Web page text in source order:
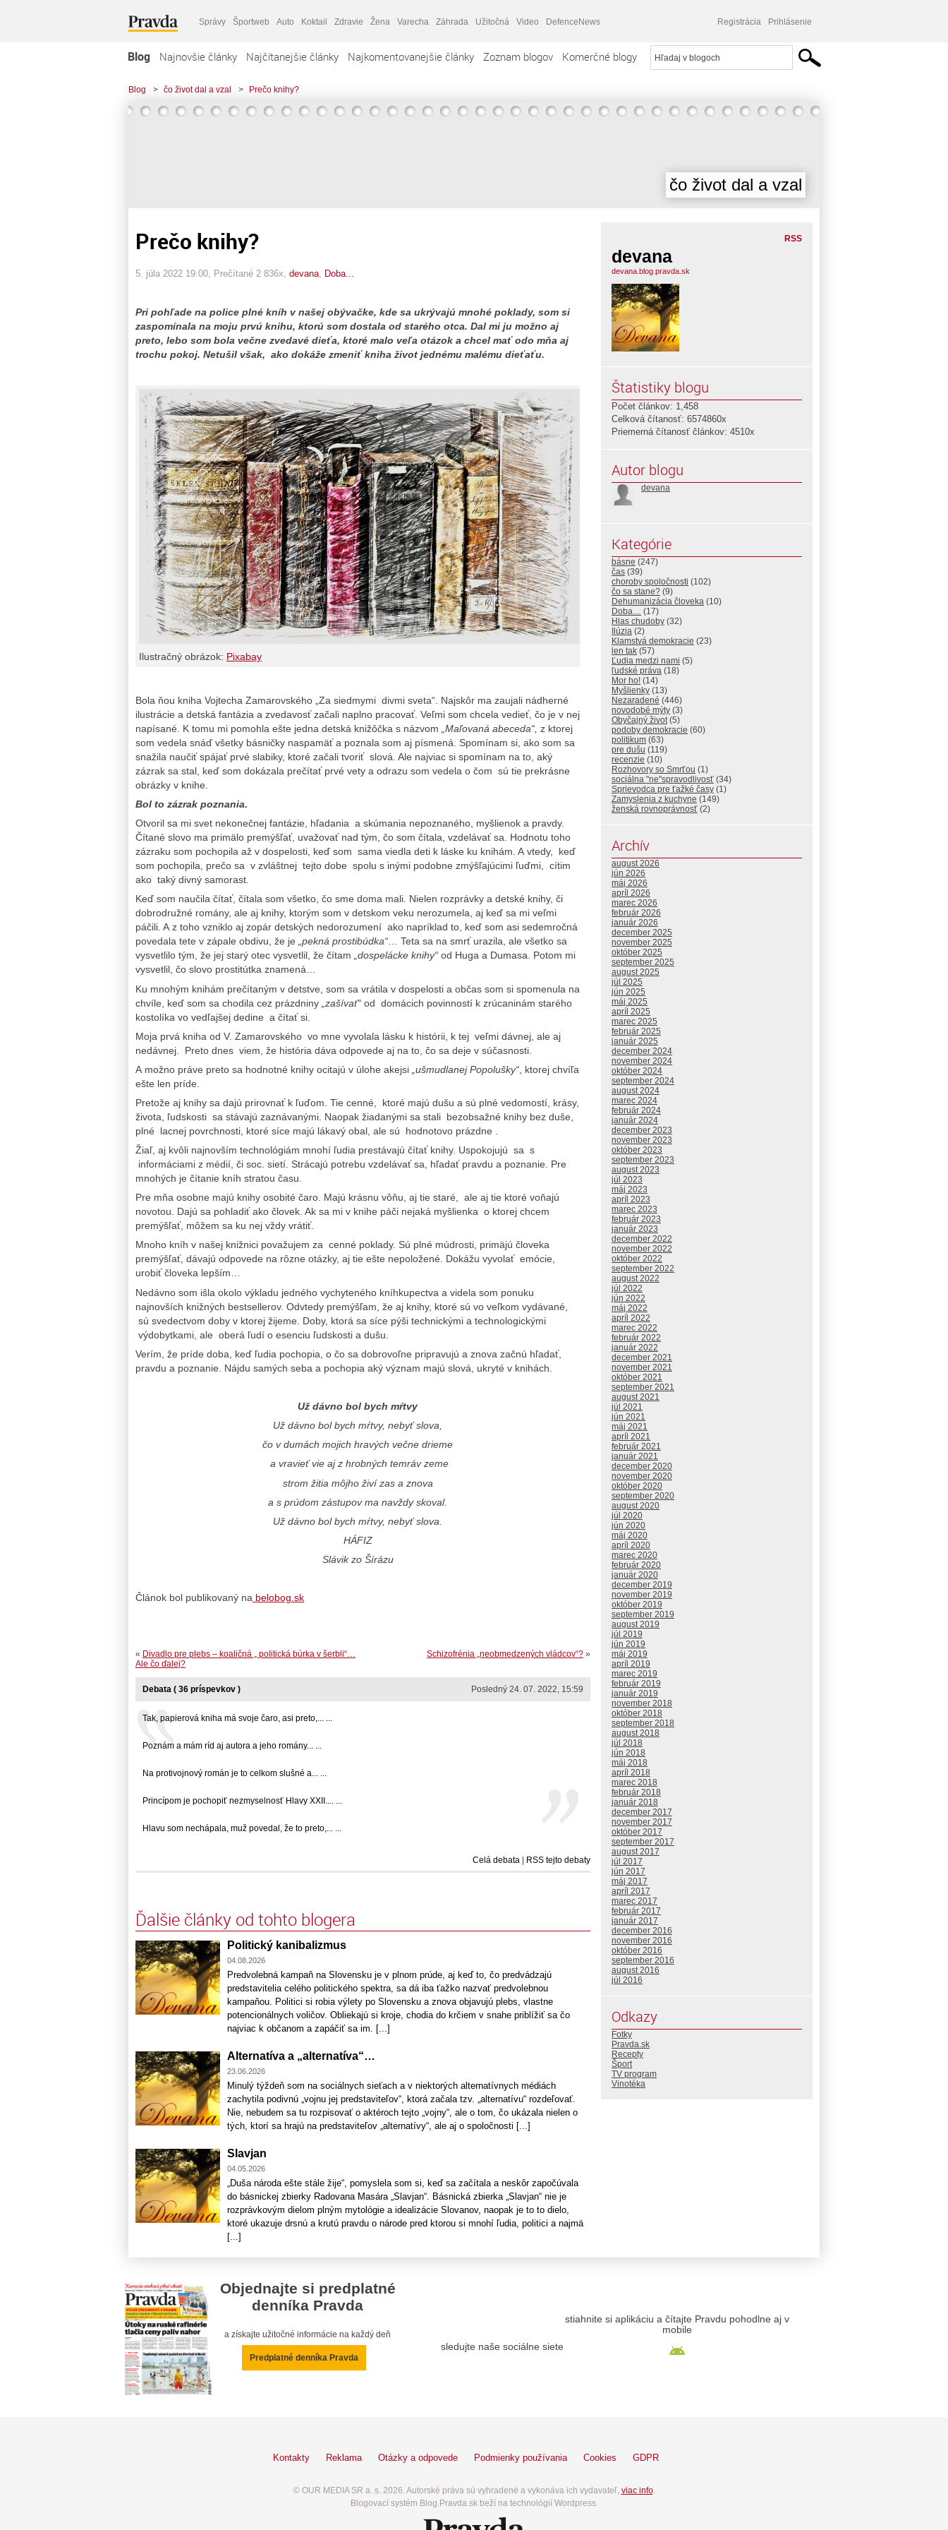
Správy Športweb Auto Koktail Zdravie Žena Varecha Záhrada Užitočná Video DefenceNews Registrácia Prihlásenie
Blog Najnovšie články Najčítanejšie články Najkomentovanejšie články Zoznam blogov Komerčné blogy
Blog > čo život dal a vzal > Prečo knihy?
čo život dal a vzal
Prečo knihy?
5. júla 2022 19:00 , Prečítané 2 836x, devana Doba...
Pri pohľade na police plné kníh v našej obývačke, kde sa ukrývajú mnohé poklady, som si
zaspomínala na moju prvú knihu, ktorú som dostala od starého otca. Dal mi ju možno aj
preto, lebo som bola večne zvedavé dieťa, ktoré malo veľa otázok a chcel mať odo mňa aj
trochu pokoj. Netušil však, ako dokáže zmeniť kniha život jednému malému dieťaťu.
Ilustračný obrázok: Pixabay
Bola ňou kniha Vojtecha Zamarovského „Za siedmymi divmi sveta“. Najskôr ma zaujali nádherné
ilustrácie a detská fantázia a zvedavosť začali naplno pracovať. Veľmi som chcela vedieť, čo je v nej
napísané. K tomu mi pomohla ešte jedna detská knižôčka s názvom
„Maľovaná abeceda“, z ktorej
som vedela snáď všetky básničky naspamäť a poznala som aj písmená. Spomínam si, ako som sa
snažila naučiť spájať prvé slabiky, ktoré začali tvoriť slová. Ale najviac si spomínam na to, aký
zázrak sa stal, keď som dokázala prečítať prvé vety a odrazu som vedela o čom sú tie prekrásne
obrázky v knihe.
Bol to zázrak poznania.
Otvoril sa mi svet nekonečnej fantázie, hľadania a skúmania nepoznaného, myšlienok a pravdy.
Čítané slovo ma primälo premýšľať, uvažovať nad tým, čo som čítala, vzdelávať sa. Hodnotu toho
zázraku som pochopila až v dospelosti, keď som sama viedla deti k láske ku knihám. A vtedy, keď
som pochopila, prečo sa v zvláštnej tejto dobe spolu s inými podobne zmýšľajúcimi ľuďmi, cítim
ako taký divný samorast.
Keď som naučila čítať, čítala som všetko, čo sme doma mali. Nielen rozprávky a detské knihy, či
dobrodružné romány, ale aj knihy, ktorým som v detskom veku nerozumela, aj keď sa mi veľmi
páčili. A z toho vzniklo aj zopár detských nedorozumení ako napríklad to, keď som asi sedemročná
povedala tete v zápale obdivu, že je „pekná prostibúdka“… Teta sa na smrť urazila, ale všetko sa
vysvetlilo tým, že jej starý otec vysvetlil, že čítam „dospelácke knihy“ od Huga a Dumasa. Potom mi
vysvetlil, čo slovo prostitútka znamená…
Ku mnohým knihám prečítaným v detstve, som sa vrátila v dospelosti a občas som si spomenula na
chvíle, keď som sa chodila cez prázdniny „zašívať“ od domácich povinností k zrúcaninám starého
kostolíka vo vedľajšej dedine a čítať si.
Moja prvá kniha od V. Zamarovského vo mne vyvolala lásku k histórii, k tej veľmi dávnej, ale aj
nedávnej. Preto dnes viem, že história dáva odpovede aj na to, čo sa deje v súčasnosti.
A možno práve preto sa hodnotné knihy ocitajú v úlohe akejsi „ušmudlanej Popolušky“ , ktorej chvíľa
ešte len príde.
Pretože aj knihy sa dajú prirovnať k ľuďom. Tie cenné, ktoré majú dušu a sú plné vedomostí, krásy,
života, ľudskosti sa stávajú zaznávanými. Naopak žiadanými sa stali bezobsažné knihy bez duše,
plné lacnej povrchnosti, ktoré síce majú lákavý obal, ale sú hodnotovo prázdne .
Žiaľ, aj kvôli najnovším technológiám mnohí ľudia prestávajú čítať knihy. Uspokojujú sa s
informáciami z médií, či soc. sietí. Strácajú potrebu vzdelávať sa, hľadať pravdu a poznanie. Pre
mnohých je čítanie kníh stratou času.
Pre mňa osobne majú knihy osobité čaro. Majú krásnu vôňu, aj tie staré, ale aj tie ktoré voňajú
novotou. Dajú sa pohladiť ako človek. Ak sa mi v knihe páči nejaká myšlienka o ktorej chcem
premýšľať, môžem sa ku nej vždy vrátiť.
Mnoho kníh v našej knižnici považujem za cenné poklady. Sú plné múdrosti, primäjú človeka
premýšľať, dávajú odpovede na rôzne otázky, aj tie ešte nepoložené. Dokážu vyvolať emócie,
urobiť človeka lepším…
Nedávno som išla okolo výkladu jedného vychyteného kníhkupectva a videla som ponuku
najnovších knižných bestsellerov. Odvtedy premýšľam, že aj knihy, ktoré sú vo veľkom vydávané,
sú svedectvom doby v ktorej žijeme. Doby, ktorá sa síce pýši technickými a technologickými
výdobytkami, ale oberá ľudí o esenciu ľudskosti a dušu.
Verím, že príde doba, keď ľudia pochopia, o čo sa dobrovoľne pripravujú a znova začnú hľadať,
pravdu a poznanie. Nájdu samých seba a pochopia aký význam majú slová, ukryté v knihách.
Už dávno bol bych mŕtvy
Už dávno bol bych mŕtvy, nebyť slova,
čo v dumách mojich hravých večne drieme
a vravieť vie aj z hrobných temráv zeme
strom žitia môjho živí zas a znova
a s prúdom zástupov ma navždy skoval.
Už dávno bol bych mŕtvy, nebyť slova.
HÁFIZ
Slávik zo Šírázu
Článok bol publikovaný na belobog.sk
Schizofrénia „neobmedzených vládcov“? »
« Divadlo pre plebs – koaličná „ politická búrka v šerbli“…
Ale čo ďalej?
Posledný 24. 07. 2022, 15:59
Debata ( 36 príspevkov )
Tak, papierová kniha má svoje čaro, asi preto,... ...
Poznám a mám ríd aj autora a jeho romány... ...
Na protivojnový román je to celkom slušné a... ...
Princípom je pochopiť nezmyselnosť Hlavy XXII.... ...
Hlavu som nechápala, muž povedal, že to preto,... ...
Celá debata | RSS tejto debaty
Ďalšie články od tohto blogera
Politický kanibalizmus
04.08.2026
Predvolebná kampaň na Slovensku je v plnom prúde, aj keď to, čo predvádzajú
predstavitelia celého politického spektra, sa dá iba ťažko nazvať predvolebnou
kampaňou. Politici si robia výlety po Slovensku a znova objavujú plebs, vlastne
potencionálnych voličov. Obliekajú si kroje, chodia do krčiem v snahe priblížiť sa čo
najviac k občanom a zapáčiť sa im. [...]
Alternatíva a „alternatíva“…
23.06.2026
Minulý týždeň som na sociálnych sieťach a v niektorých alternatívnych médiách
zachytila podivnú „vojnu jej predstaviteľov“, ktorá začala tzv. „alternatívu“ rozdeľovať.
Nie, nebudem sa tu rozpisovať o aktéroch tejto „vojny“, ale o tom, čo ukázala nielen o
tých, ktorí sa hrajú na predstaviteľov „alternatívy“, ale aj o spoločnosti [...]
Slavjan
04.05.2026
„Duša národa ešte stále žije“, pomyslela som si, keď sa začítala a neskôr započúvala
do básnickej zbierky Radovana Masára „Slavjan“. Básnická zbierka „Slavjan“ nie je
rozprávkovým dielom plným mytológie a idealizácie Slovanov, naopak je to to dielo,
ktoré ukazuje drsnú a krutú pravdu o národe pred ktorou si mnohí ľudia, politici a najmä
[...]
RSS
devana
devana.blog.pravda.sk
Štatistiky blogu
Počet článkov: 1,458
Celková čítanosť: 6574860x
Priemerná čítanosť článkov: 4510x
Autor blogu
devana
Kategórie
básne (247)
čas (39)
choroby spoločnosti (102)
čo sa stane? (9)
Dehumanizácia človeka (10)
Doba… (17)
Hlas chudoby (32)
Ilúzia (2)
Klamstvá demokracie (23)
len tak (57)
Ľudia medzi nami (5)
ľudské práva (18)
Mor ho! (14)
Myšlienky (13)
Nezaradené (446)
novodobé mýty (3)
Obyčajný život(5)
podoby demokracie (60)
politikum (63)
pre dušu (119)
recenzie (10)
Rozhovory so Smrťou (1)
sociálna "ne"spravodlivosť (34)
Sprievodca pre ťažké časy (1)
Zamyslenia z kuchyne (149)
ženská rovnoprávnosť (2)
Archív
august 2026
jún 2026
máj 2026
apríl 2026
marec 2026
február 2026
január 2026
december 2025
november 2025
október 2025
september 2025
august 2025
júl 2025
jún 2025
máj 2025
apríl 2025
marec 2025
február 2025
január 2025
december 2024
november 2024
október 2024
september 2024
august 2024
marec 2024
február 2024
január 2024
december 2023
november 2023
október 2023
september 2023
august 2023
júl 2023
máj 2023
apríl 2023
marec 2023
február 2023
január 2023
december 2022
november 2022
október 2022
september 2022
august 2022
júl 2022
jún 2022
máj 2022
apríl 2022
marec 2022
február 2022
január 2022
december 2021
november 2021
október 2021
september 2021
august 2021
júl 2021
jún 2021
máj 2021
apríl 2021
február 2021
január 2021
december 2020
november 2020
október 2020
september 2020
august 2020
júl 2020
jún 2020
máj 2020
apríl 2020
marec 2020
február 2020
január 2020
december 2019
november 2019
október 2019
september 2019
august 2019
júl 2019
jún 2019
máj 2019
apríl 2019
marec 2019
február 2019
január 2019
november 2018
október 2018
september 2018
august 2018
júl 2018
jún 2018
máj 2018
apríl 2018
marec 2018
február 2018
január 2018
december 2017
november 2017
október 2017
september 2017
august 2017
júl 2017
jún 2017
máj 2017
apríl 2017
marec 2017
február 2017
január 2017
december 2016
november 2016
október 2016
september 2016
august 2016
júl 2016
Odkazy
Fotky
Pravda.sk
Recepty
Šport
TV program
Vinotéka
Objednajte si predplatné
denníka Pravda
a získajte užitočné informácie na každý deň
Predplatné denníka Pravda
sledujte naše sociálne siete
stiahnite si aplikáciu a čítajte Pravdu pohodlne aj v
mobile
Kontakty Reklama Otázky a odpovede Podmienky používania Cookies GDPR
© OUR MEDIA SR a. s. 2026. Autorské práva sú vyhradené a vykonáva ich vydavateľ, viac info.
Blogovací systém Blog.Pravda.sk beží na technológií Wordpress.